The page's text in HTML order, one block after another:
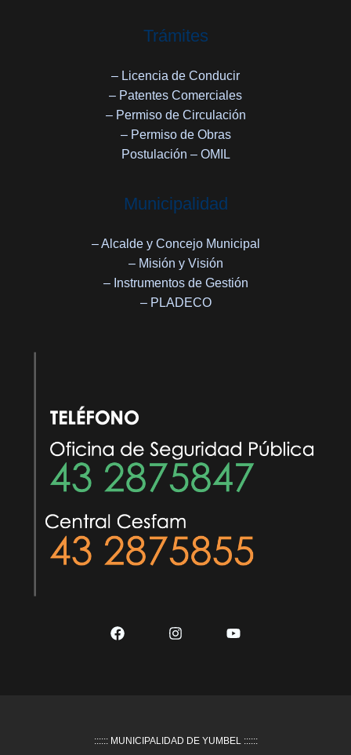
Trámites
– Licencia de Conducir
– Patentes Comerciales
– Permiso de Circulación
– Permiso de Obras
Postulación – OMIL
Municipalidad
– Alcalde y Concejo Municipal
– Misión y Visión
– Instrumentos de Gestión
– PLADECO
:::::: MUNICIPALIDAD DE YUMBEL ::::::